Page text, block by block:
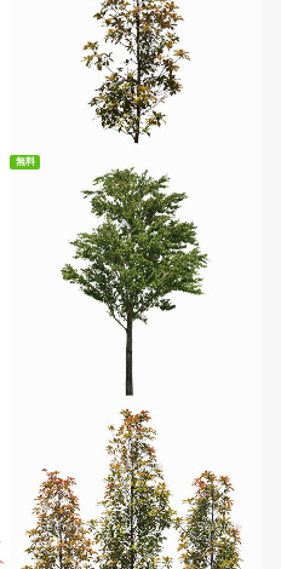
無料ダウンロード
無料
無料ダウンロード